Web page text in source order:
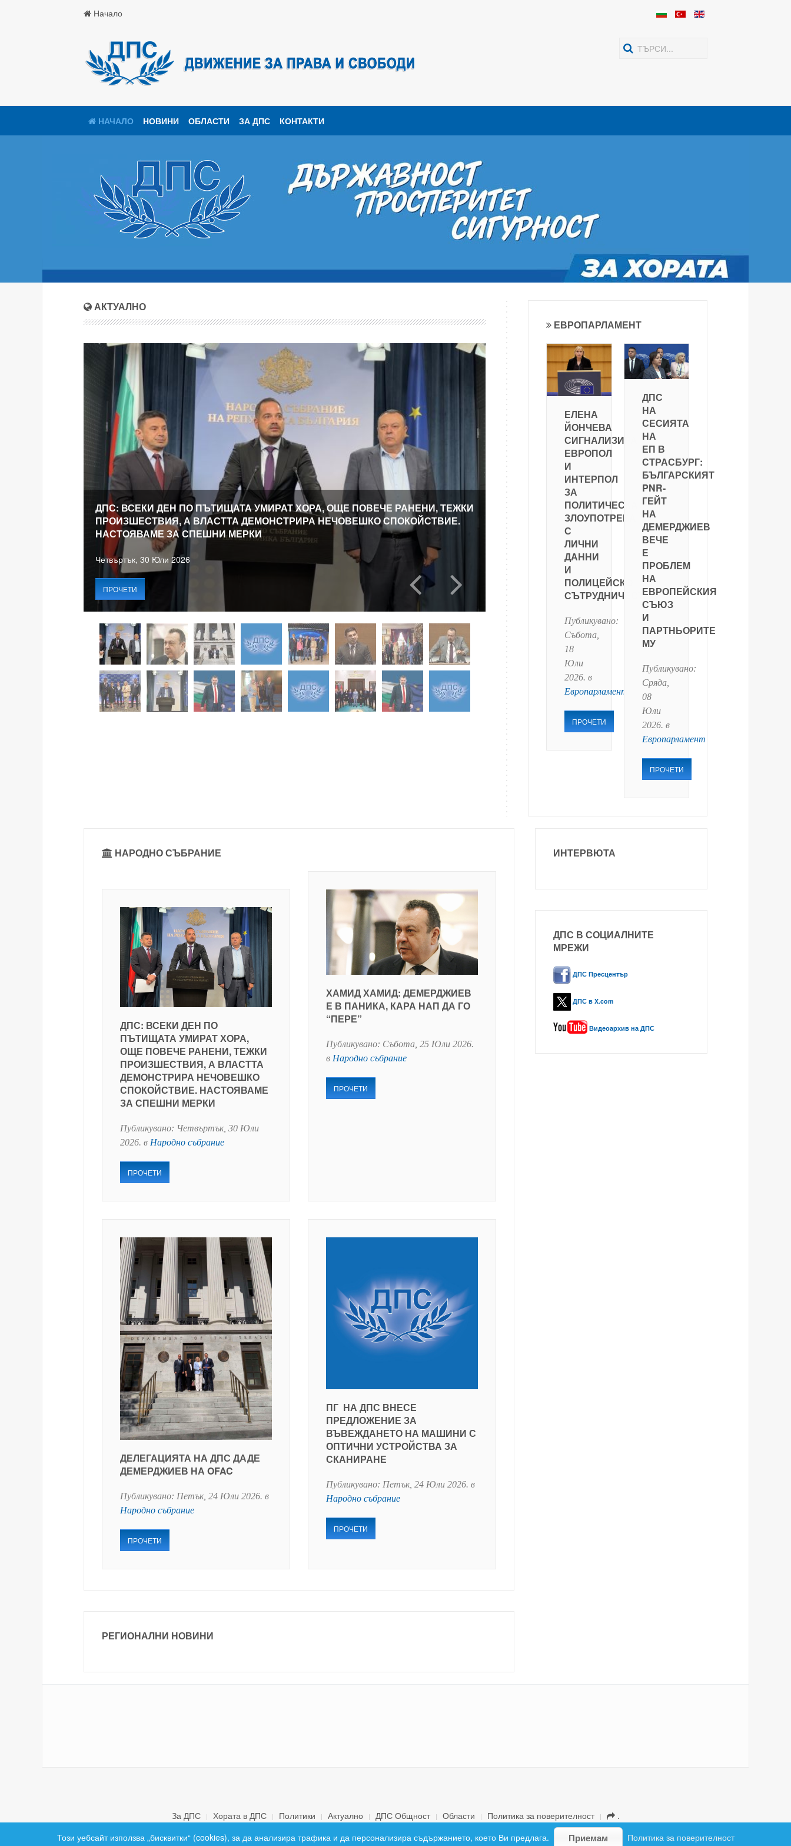
Начало
НАЧАЛО НОВИНИ ОБЛАСТИ ЗА ДПС КОНТАКТИ
АКТУАЛНО
ДПС: ВСЕКИ ДЕН ПО ПЪТИЩАТА УМИРАТ ХОРА, ОЩЕ ПОВЕЧЕ РАНЕНИ, ТЕЖКИ
ПРОИЗШЕСТВИЯ, А ВЛАСТТА ДЕМОНСТРИРА НЕЧОВЕШКО СПОКОЙСТВИЕ.
НАСТОЯВАМЕ ЗА СПЕШНИ МЕРКИ
Четвъртък, 30 Юли 2026
ПРОЧЕТИ
ЕВРОПАРЛАМЕНТ
ЕЛЕНА
ЙОНЧЕВА
СИГНАЛИЗИРА
ЕВРОПОЛ
И
ИНТЕРПОЛ
ЗА
ПОЛИТИЧЕСКА
ЗЛОУПОТРЕБА
С
ЛИЧНИ
ДАННИ
И
ПОЛИЦЕЙСКО
СЪТРУДНИЧЕСТВО
Публикувано:
Събота,
18
Юли
2026. в
Европарламент
ПРОЧЕТИ
ДПС
НА
СЕСИЯТА
НА
ЕП В
СТРАСБУРГ:
БЪЛГАРСКИЯТ
PNR-
ГЕЙТ
НА
ДЕМЕРДЖИЕВ
ВЕЧЕ
Е
ПРОБЛЕМ
НА
ЕВРОПЕЙСКИЯ
СЪЮЗ
И
ПАРТНЬОРИТЕ
МУ
Публикувано:
Сряда,
08
Юли
2026. в
Европарламент
ПРОЧЕТИ
НАРОДНО СЪБРАНИЕ
ДПС: ВСЕКИ ДЕН ПО
ПЪТИЩАТА УМИРАТ ХОРА,
ОЩЕ ПОВЕЧЕ РАНЕНИ, ТЕЖКИ
ПРОИЗШЕСТВИЯ, А ВЛАСТТА
ДЕМОНСТРИРА НЕЧОВЕШКО
СПОКОЙСТВИЕ. НАСТОЯВАМЕ
ЗА СПЕШНИ МЕРКИ
Публикувано: Четвъртък, 30 Юли
2026. в Народно събрание
ПРОЧЕТИ
ХАМИД ХАМИД: ДЕМЕРДЖИЕВ
Е В ПАНИКА, КАРА НАП ДА ГО
“ПЕРЕ”
Публикувано: Събота, 25 Юли 2026.
в Народно събрание
ПРОЧЕТИ
ДЕЛЕГАЦИЯТА НА ДПС ДАДЕ
ДЕМЕРДЖИЕВ НА OFAC
Публикувано: Петък, 24 Юли 2026. в
Народно събрание
ПРОЧЕТИ
ПГ НА ДПС ВНЕСЕ
ПРЕДЛОЖЕНИЕ ЗА
ВЪВЕЖДАНЕТО НА МАШИНИ С
ОПТИЧНИ УСТРОЙСТВА ЗА
СКАНИРАНЕ
Публикувано: Петък, 24 Юли 2026. в
Народно събрание
ПРОЧЕТИ
РЕГИОНАЛНИ НОВИНИ
ИНТЕРВЮТА
ДПС В СОЦИАЛНИТЕ
МРЕЖИ
ДПС Пресцентър
ДПС в X.com
Видеоархив на ДПС
За ДПС Хората в ДПС Политики Актуално ДПС Общност Области Политика за поверителност
.
Този уебсайт използва „бисквитки“ (cookies), за да анализира трафика и да персонализира съдържанието, което Ви предлага. Приемам Политика за поверителност